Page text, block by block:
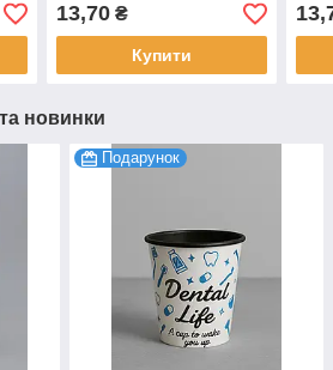
13,70₴
Купити
новинки
Подарунок